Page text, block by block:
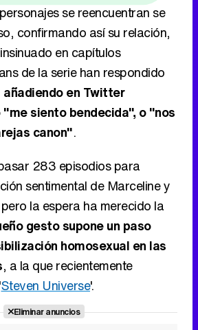
se reencuentran se
confirmando así su relación,
en capítulos
de la serie han respondido
añadiendo en Twitter
siento bendecida", o "nos
canon".
283 episodios para
sentimental de Marceline y
la espera ha merecido la
gesto supone un paso
homosexual en las
, a la que recientemente
Steven Universe'.
Eliminar anuncios